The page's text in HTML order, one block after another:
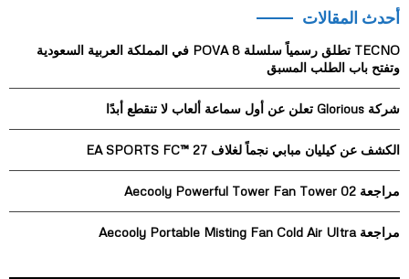
c
f
o
:
C
H
أحدث المقالات
TECNO تطلق رسمياً سلسلة POVA 8 في المملكة العربية السعودية
وتفتح باب الطلب المسبق
شركة Glorious تعلن عن أول سماعة ألعاب لا تنقطع أبدًا
الكشف عن كيليان مبابي نجماً لغلاف EA SPORTS FC™ 27
مراجعة Aecooly Powerful Tower Fan Tower 02
مراجعة Aecooly Portable Misting Fan Cold Air Ultra